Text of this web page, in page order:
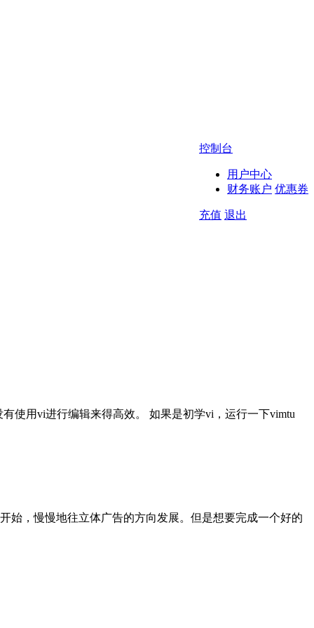
控制台
用户中心
财务账户 优惠券
充值 退出
使用vi进行编辑来得高效。 如果是初学vi，运行一下vimtu
始，慢慢地往立体广告的方向发展。但是想要完成一个好的